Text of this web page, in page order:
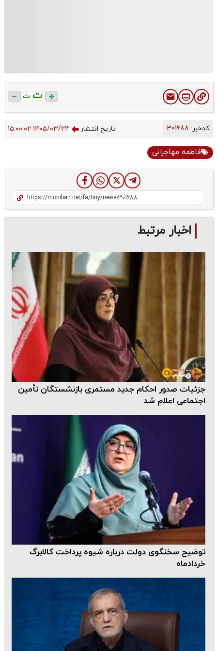
ت ت
کدخبر: تاریخ انتشار ۱۴۰۵/۰۳/۲۳ ۱۵:۰۰:۰۲
فاطمه مهاجرانی
اخبار مرتبط
جزئیات صدور احکام جدید مستمری بازنشستگان تأمین
اجتماعی اعلام شد
توضیح سخنگوی دولت درباره شیوه پرداخت کالابرگ
خردادماه